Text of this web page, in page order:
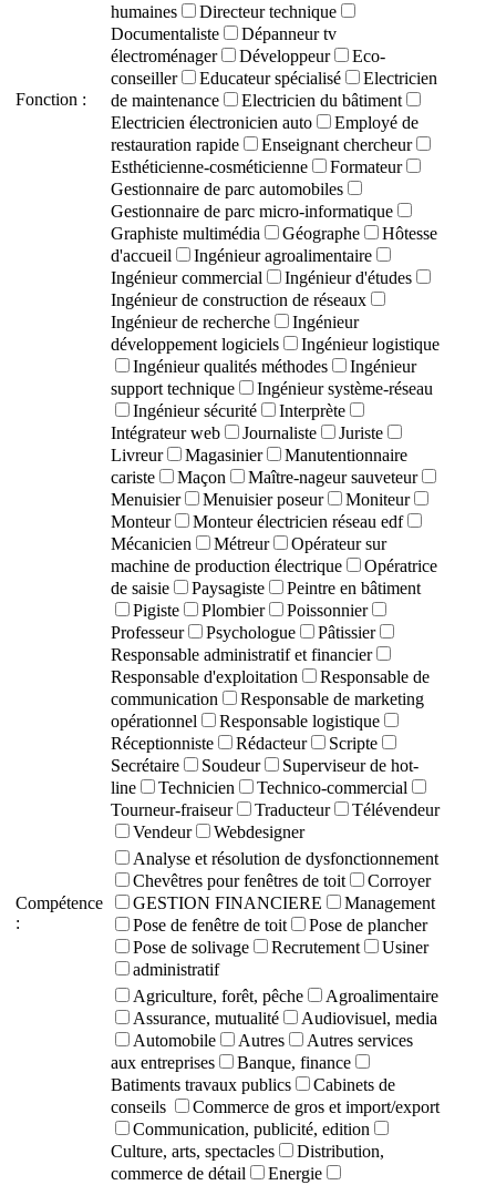
Fonction :
humaines
Directeur technique
Documentaliste
Dépanneur tv
électroménager
Développeur
Eco-
conseiller
Educateur spécialisé
Electricien
de maintenance
Electricien du bâtiment
Electricien électronicien auto
Employé de
restauration rapide
Enseignant chercheur
Esthéticienne-cosméticienne
Formateur
Gestionnaire de parc automobiles
Gestionnaire de parc micro-informatique
Graphiste multimédia
Géographe
Hôtesse
d'accueil
Ingénieur agroalimentaire
Ingénieur commercial
Ingénieur d'études
Ingénieur de construction de réseaux
Ingénieur de recherche
Ingénieur
développement logiciels
Ingénieur logistique
Ingénieur qualités méthodes
Ingénieur
support technique
Ingénieur système-réseau
Ingénieur sécurité
Interprète
Intégrateur web
Journaliste
Juriste
Livreur
Magasinier
Manutentionnaire
cariste
Maçon
Maître-nageur sauveteur
Menuisier
Menuisier poseur
Moniteur
Monteur
Monteur électricien réseau edf
Mécanicien
Métreur
Opérateur sur
machine de production électrique
Opératrice
de saisie
Paysagiste
Peintre en bâtiment
Pigiste
Plombier
Poissonnier
Professeur
Psychologue
Pâtissier
Responsable administratif et financier
Responsable d'exploitation
Responsable de
communication
Responsable de marketing
opérationnel
Responsable logistique
Réceptionniste
Rédacteur
Scripte
Secrétaire
Soudeur
Superviseur de hot-
line
Technicien
Technico-commercial
Tourneur-fraiseur
Traducteur
Télévendeur
Vendeur
Webdesigner
Compétence
:
Analyse et résolution de dysfonctionnement
Chevêtres pour fenêtres de toit
Corroyer
GESTION FINANCIERE
Management
Pose de fenêtre de toit
Pose de plancher
Pose de solivage
Recrutement
Usiner
administratif
Agriculture, forêt, pêche
Agroalimentaire
Assurance, mutualité
Audiovisuel, media
Automobile
Autres
Autres services
aux entreprises
Banque, finance
Batiments travaux publics
Cabinets de
conseils
Commerce de gros et import/export
Communication, publicité, edition
Culture, arts, spectacles
Distribution,
commerce de détail
Energie